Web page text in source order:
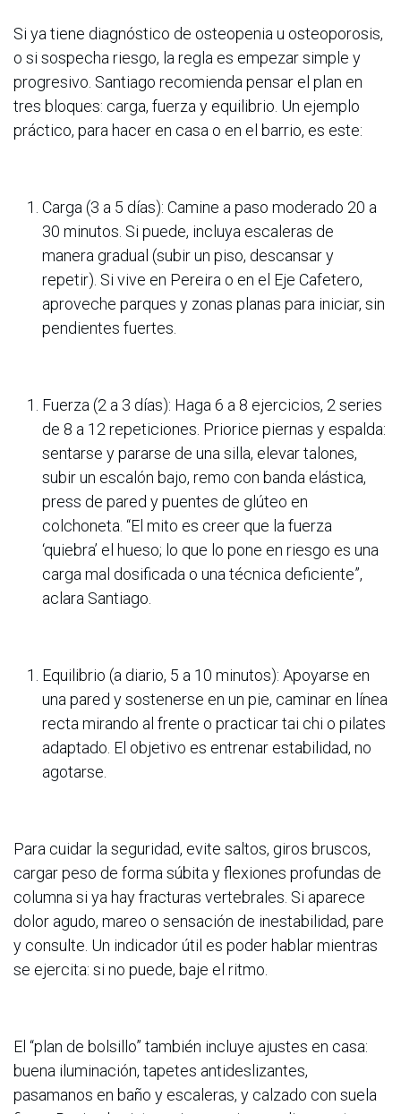
Si ya tiene diagnóstico de osteopenia u osteoporosis,
o si sospecha riesgo, la regla es empezar simple y
progresivo. Santiago recomienda pensar el plan en
tres bloques: carga, fuerza y equilibrio. Un ejemplo
práctico, para hacer en casa o en el barrio, es este:
Carga (3 a 5 días): Camine a paso moderado 20 a
30 minutos. Si puede, incluya escaleras de
manera gradual (subir un piso, descansar y
repetir). Si vive en Pereira o en el Eje Cafetero,
aproveche parques y zonas planas para iniciar, sin
pendientes fuertes.
Fuerza (2 a 3 días): Haga 6 a 8 ejercicios, 2 series
de 8 a 12 repeticiones. Priorice piernas y espalda:
sentarse y pararse de una silla, elevar talones,
subir un escalón bajo, remo con banda elástica,
press de pared y puentes de glúteo en
colchoneta. “El mito es creer que la fuerza
‘quiebra’ el hueso; lo que lo pone en riesgo es una
carga mal dosificada o una técnica deficiente”,
aclara Santiago.
Equilibrio (a diario, 5 a 10 minutos): Apoyarse en
una pared y sostenerse en un pie, caminar en línea
recta mirando al frente o practicar tai chi o pilates
adaptado. El objetivo es entrenar estabilidad, no
agotarse.
Para cuidar la seguridad, evite saltos, giros bruscos,
cargar peso de forma súbita y flexiones profundas de
columna si ya hay fracturas vertebrales. Si aparece
dolor agudo, mareo o sensación de inestabilidad, pare
y consulte. Un indicador útil es poder hablar mientras
se ejercita: si no puede, baje el ritmo.
El “plan de bolsillo” también incluye ajustes en casa:
buena iluminación, tapetes antideslizantes,
pasamanos en baño y escaleras, y calzado con suela